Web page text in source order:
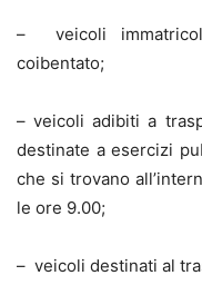
– veicoli
coibentato;
– veicoli adibiti a
destinate a esercizi
che si trovano
le ore 9.00;
– veicoli destinati al